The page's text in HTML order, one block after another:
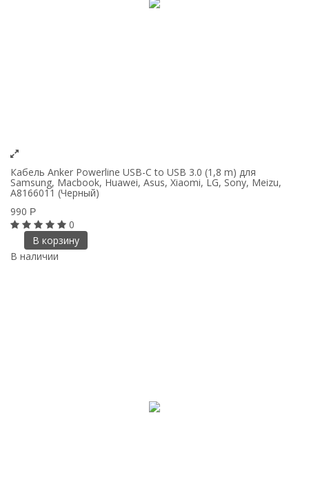
Кабель Anker Powerline USB-C to USB 3.0 (1,8 m) для
Samsung, Macbook, Huawei, Asus, Xiaomi, LG, Sony, Meizu,
A8166011 (Черный)
990 Р
0
В корзину
В наличии